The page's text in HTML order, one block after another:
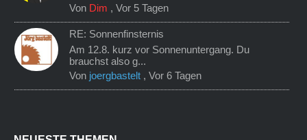
Von Dim ,Vor 5 Tagen
RE: Sonnenfinsternis
Am 12.8. kurz vor Sonnenuntergang. Du
brauchst also g...
Von joergbastelt ,Vor 6 Tagen